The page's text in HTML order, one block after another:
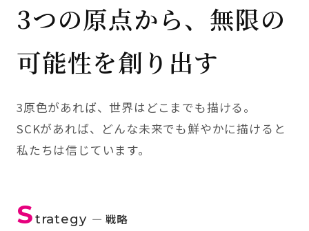
3つの原点から、無限の
可能性を創り出す
3原色があれば、世界はどこまでも描ける。
SCKがあれば、どんな未来でも鮮やかに描けると
私たちは信じています。
Strategy — 戦略